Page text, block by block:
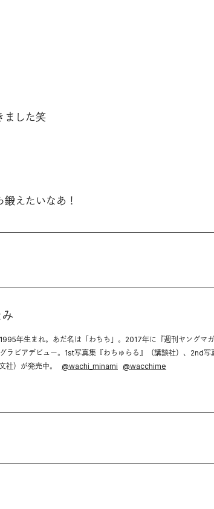
ました笑
えたいなあ！
年生まれ。あだ名は「わちち」。2017年に『週刊ヤングマ
ラビアデビュー。1st写真集『わちゅらる』（講談社）、2nd写
社）が発売中。
@wachi_minami @wacchime